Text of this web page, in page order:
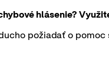
hlásenie?
požiadať o